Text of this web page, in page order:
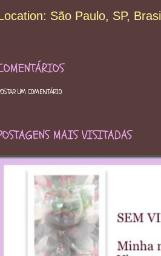
São Paulo, SP, Brasil
UM COMENTÁRIO
MAIS VISITADAS